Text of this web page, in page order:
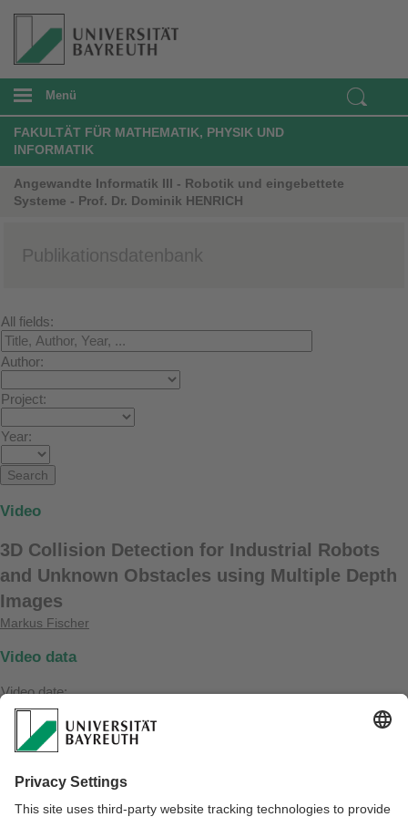
Menü
FAKULTÄT FÜR MATHEMATIK, PHYSIK UND
INFORMATIK
Angewandte Informatik III - Robotik und eingebettete
Systeme - Prof. Dr. Dominik HENRICH
Publikationsdatenbank
All fields:
Author:
Project:
Year:
Video
3D Collision Detection for Industrial Robots
and Unknown Obstacles using Multiple Depth
Images
Markus Fischer
Video data
Video date:
15. February 2009
Project:
SIMERO
https://www.ai3.uni-bayreuth.de/de/publikationen/resypub/index.php?
mode=vid_show&vid_ref=fischer2009a
Videolink: